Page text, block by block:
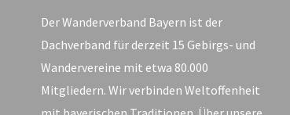
Der Wanderverband Bayern ist der
Dachverband für derzeit 15 Gebirgs- und
Wandervereine mit etwa 80.000
Mitgliedern. Wir verbinden Weltoffenheit